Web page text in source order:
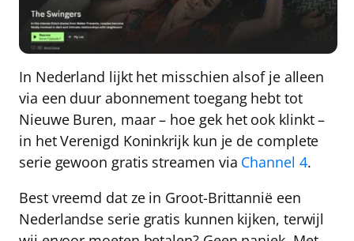
In Nederland lijkt het misschien alsof je alleen
via een duur abonnement toegang hebt tot
Nieuwe Buren, maar – hoe gek het ook klinkt –
in het Verenigd Koninkrijk kun je de complete
seriegewoon gratis streamen via Channel 4.
Best vreemd dat ze in Groot-Brittannië een
Nederlandse serie gratis kunnen kijken, terwijl